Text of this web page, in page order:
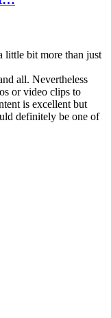
little bit more than just
all. Nevertheless
or video clips to
is excellent but
definitely be one of